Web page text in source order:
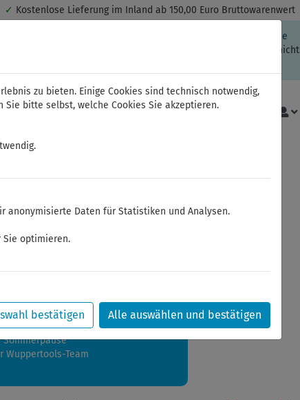
✓ Kostenlose Lieferung im Inland ab 150,00 Euro Bruttowarenwert
werden beispielsweise die Session-Informationen oder die
des Online-Shops eingeschränkt.
Sind Sie damit nicht
Bauer & Böcker Mehr
machen auch wir Urlaub.
werden ab dem 24.08.2026 verschickt.
Sommerpause
Wuppertools-Team
zu bieten. Einige Cookies sind technisch notwendig,
bitte selbst, welche Cookies Sie akzeptieren.
anonymisierte Daten für Statistiken und Analysen.
Sie optimieren.
bestätigen Alle auswählen und bestätigen